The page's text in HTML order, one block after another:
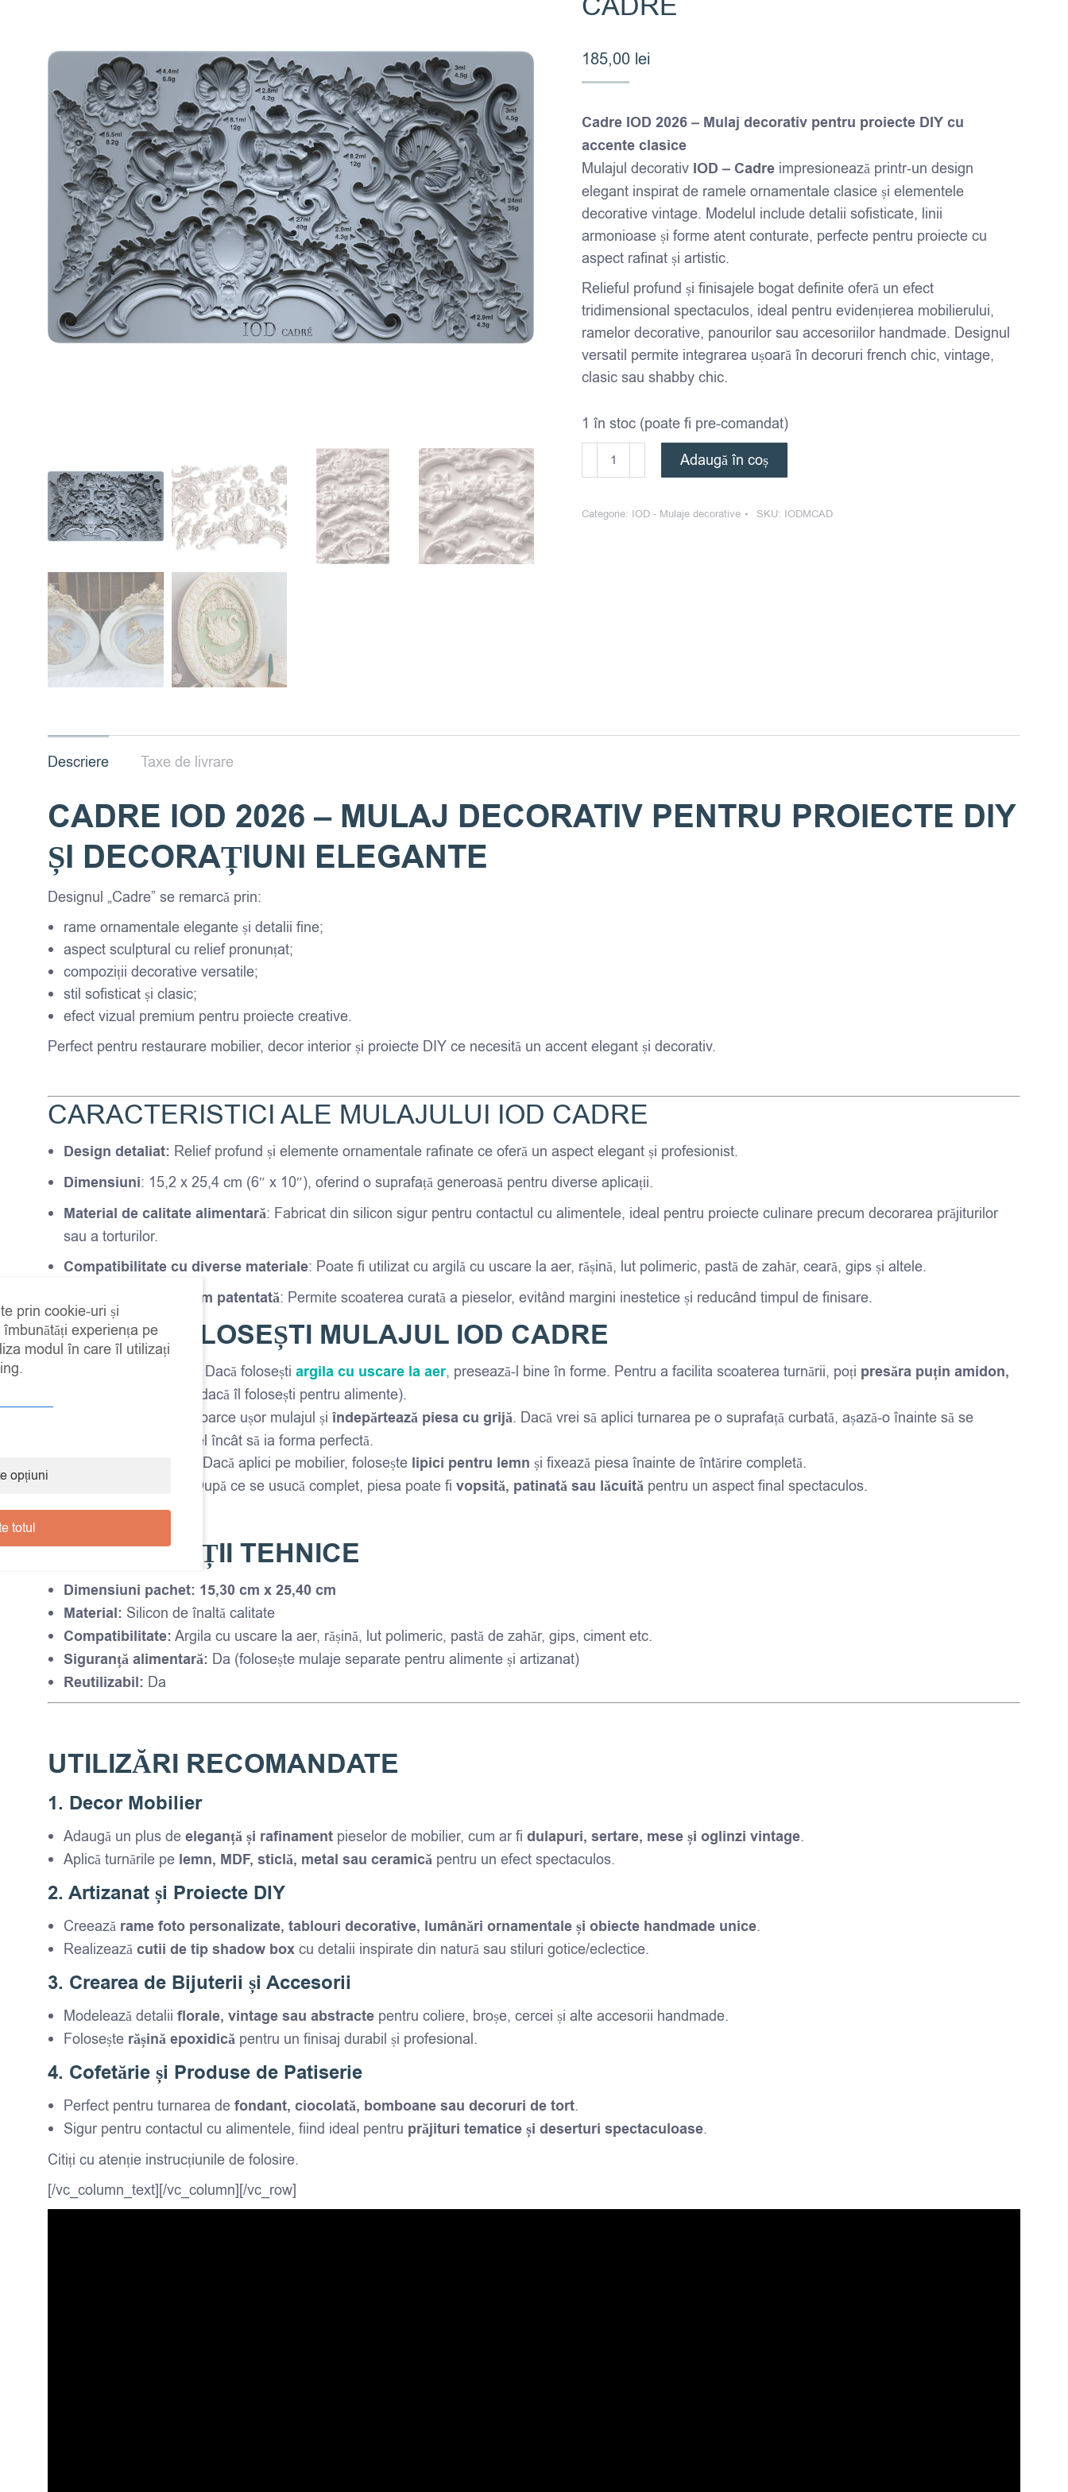
185,00 lei
Cadre IOD 2026 – Mulaj decorativ pentru proiecte DIY cu
accente clasice
Mulajul decorativ IOD – Cadre impresionează printr-un design
elegant inspirat de ramele ornamentale clasice și elementele
decorative vintage. Modelul include detalii sofisticate, linii
armonioase și forme atent conturate, perfecte pentru proiecte cu
aspect rafinat și artistic.
Relieful profund și finisajele bogat definite oferă un efect
tridimensional spectaculos, ideal pentru evidențierea mobilierului,
ramelor decorative, panourilor sau accesoriilor handmade. Designul
versatil permite integrarea ușoară în decoruri french chic, vintage,
clasic sau shabby chic.
1 în stoc (poate fi pre-comandat)
Cantitate
2026
Mulaj
Adaugă în coș
Categorie: IOD - Mulaje decorative SKU: IODMCAD
Descriere Taxe de livrare
CADRE IOD 2026 – MULAJ DECORATIV PENTRU PROIECTE DIY
ȘI DECORAȚIUNI ELEGANTE
Designul „Cadre” se remarcă prin:
rame ornamentale elegante și detalii fine;
aspect sculptural cu relief pronunțat;
compoziții decorative versatile;
stil sofisticat și clasic;
efect vizual premium pentru proiecte creative.
Perfect pentru restaurare mobilier, decor interior și proiecte DIY ce necesită un accent elegant și decorativ.
CARACTERISTICI ALE MULAJULUI IOD CADRE
Design detaliat: Relief profund și elemente ornamentale rafinate ce oferă un aspect elegant și profesionist.
Dimensiuni: 15,2 x 25,4 cm (6″ x 10″), oferind o suprafață generoasă pentru diverse aplicații.
Material de calitate alimentară: Fabricat din silicon sigur pentru contactul cu alimentele, ideal pentru proiecte culinare precum decorarea prăjiturilor
sau a torturilor.
Compatibilitate cu diverse materiale: Poate fi utilizat cu argilă cu uscare la aer, rășină, lut polimeric, pastă de zahăr, ceară, gips și altele.
Tehnologie Micro-Rim patentată: Permite scoaterea curată a pieselor, evitând margini inestetice și reducând timpul de finisare.
CUM SĂ FOLOSEȘTI MULAJUL IOD CADRE
– Dacă folosești argila cu uscare la aer, presează-l bine în forme. Pentru a facilita scoaterea turnării, poți presăra puțin amidon,
(dacă îl folosești pentru alimente).
– Întoarce ușor mulajul și îndepărtează piesa cu grijă. Dacă vrei să aplici turnarea pe o suprafață curbată, așază-o înainte să se
întărească complet, astfel încât să ia forma perfectă.
– Dacă aplici pe mobilier, folosește lipici pentru lemn și fixează piesa înainte de întărire completă.
– După ce se usucă complet, piesa poate fi vopsită, patinată sau lăcuită pentru un aspect final spectaculos.
SPECIFICAȚII TEHNICE
Dimensiuni pachet: 15,30 cm x 25,40 cm
Material: Silicon de înaltă calitate
Compatibilitate: Argila cu uscare la aer, rășină, lut polimeric, pastă de zahăr, gips, ciment etc.
Siguranță alimentară: Da (folosește mulaje separate pentru alimente și artizanat)
Reutilizabil: Da
UTILIZĂRI RECOMANDATE
1. Decor Mobilier
Adaugă un plus de eleganță și rafinament pieselor de mobilier, cum ar fi dulapuri, sertare, mese și oglinzi vintage.
Aplică turnările pe lemn, MDF, sticlă, metal sau ceramică pentru un efect spectaculos.
2. Artizanat și Proiecte DIY
Creează rame foto personalizate, tablouri decorative, lumânări ornamentale și obiecte handmade unice.
Realizează cutii de tip shadow box cu detalii inspirate din natură sau stiluri gotice/eclectice.
3. Crearea de Bijuterii și Accesorii
Modelează detalii florale, vintage sau abstracte pentru coliere, broșe, cercei și alte accesorii handmade.
Folosește rășină epoxidică pentru un finisaj durabil și profesional.
4. Cofetărie și Produse de Patiserie
Perfect pentru turnarea de fondant, ciocolată, bomboane sau decoruri de tort.
Sigur pentru contactul cu alimentele, fiind ideal pentru prăjituri tematice și deserturi spectaculoase.
Citiți cu atenție instrucțiunile de folosire.
[/vc_column_text][/vc_column][/vc_row]
prin cookie-uri și
experiența pe
modul în care îl utilizați
opțiuni
totul